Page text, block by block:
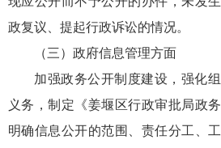
政复议、提起行政诉讼的情况。
（三）政府信息管理方面
加强政务公开制度建设，强化
义务，制定《姜堰区行政审批局政
明确信息公开的范围、责任分工、